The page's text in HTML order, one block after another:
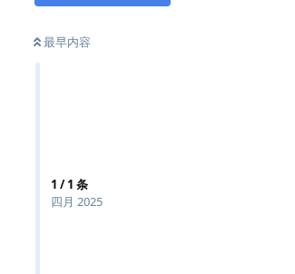
最早内容
1 /1 条
四月 2025